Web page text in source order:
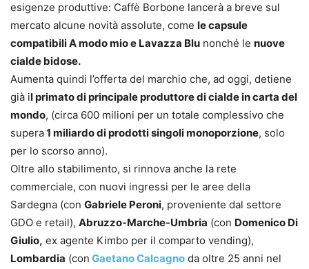
esigenze produttive: Caffè Borbone lancerà a breve sul
mercato alcune novità assolute, come le capsule
compatibili A modo mio e Lavazza Blu nonché le nuove
cialde bidose.
Aumenta quindi l’offerta del marchio che, ad oggi, detiene
già il primato di principale produttore di cialde in carta del
mondo, (circa 600 milioni per un totale complessivo che
supera1 miliardo di prodotti singoli monoporzione, solo
per lo scorso anno).
Oltre allo stabilimento, si rinnova anche la rete
commerciale, con nuovi ingressi per le aree della
Sardegna (con Gabriele Peroni, proveniente dal settore
GDO e retail), Abruzzo-Marche-Umbria (con Domenico Di
Giulio, ex agente Kimbo per il comparto vending),
Lombardia (con Gaetano Calcagno da oltre 25 anni nel